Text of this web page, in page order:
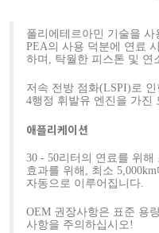
폴리에테르아민 기술을
PEA의 사용 덕분에 연료
하며, 탁월한 피스톤 및 연
저속 전방 점화(LSPI)로
4행정 휘발유 엔진을 가진
애플리케이션
30 - 50리터의 연료를 위해
효과를 위해, 최소
자동으로 이루어집니다.
OEM 권장사항은 표준 용
사항을 주의하십시오!